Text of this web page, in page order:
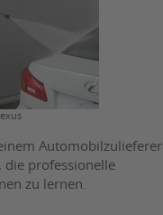
Automobilzulieferer
die professionelle
zu lernen.